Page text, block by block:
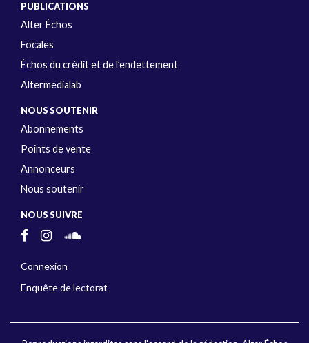
PUBLICATIONS
Alter Échos
Focales
Échos du crédit et de l’endettement
Altermedialab
NOUS SOUTENIR
Abonnements
Points de vente
Annonceurs
Nous soutenir
NOUS SUIVRE
Connexion
Enquête de lectorat